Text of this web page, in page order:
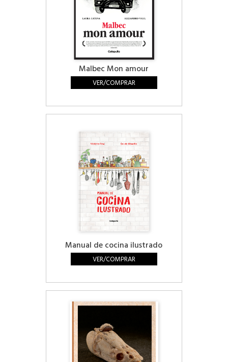
Malbec Mon amour
VER/COMPRAR
Manual de cocina ilustrado
VER/COMPRAR